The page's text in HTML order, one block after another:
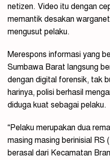
netizen. Video itu dengan
memantik desakan
mengusut pelaku.
Merespons informasi yang
Sumbawa Barat langsung
dengan digital forensik, tak
harinya, polisi berhasil
diduga kuat sebagai pelaku.
“Pelaku merupakan dua
masing masing berinisial RS
berasal dari Kecamatan